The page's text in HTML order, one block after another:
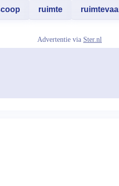
ruimte
Advertentie via Ster.nl